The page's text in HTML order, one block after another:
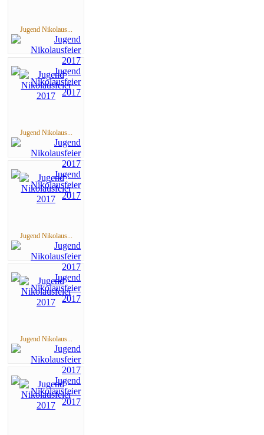
Jugend Nikolaus...
Jugend Nikolaus...
Jugend Nikolaus...
Jugend Nikolaus...